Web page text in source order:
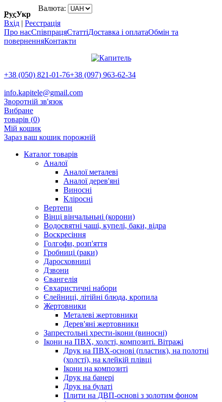
РусУкр
Валюта:
Вхід | Реєстрація
Про насСпівпрацяСтаттіДоставка і оплатаОбмін та
поверненняКонтакти
+38 (050) 821-01-76+38 (097) 963-62-34
info.kapitele@gmail.com
Зворотній зв'язок
Вибране
товарів (0)
Мій кошик
Зараз ваш кошик порожній
Каталог товарів
Аналої
Аналої металеві
Аналої дерев'яні
Виносні
Кліросні
Вертепи
Вінці вінчальньні (корони)
Водосвятні чаші, купелі, баки, відра
Воскресіння
Голгофи, розп'яття
Гробниці (раки)
Даросховниці
Дзвони
Євангелія
Євхаристичні набори
Єлейниці, літійні блюда, кропила
Жертовники
Металеві жертовники
Дерев'яні жертовники
Запрестольні хрести-ікони (виносні)
Ікони на ПВХ, холсті, композиті. Вітражі
Друк на ПВХ-основі (пластик), на полотні
(холсті), на клейкій плівці
Ікони на композиті
Друк на банері
Друк на булаті
Плити на ДВП-основі з золотим фоном